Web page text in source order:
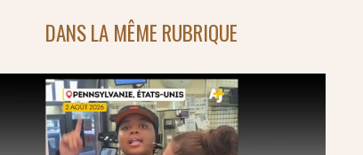
DANS LA MÊME RUBRIQUE